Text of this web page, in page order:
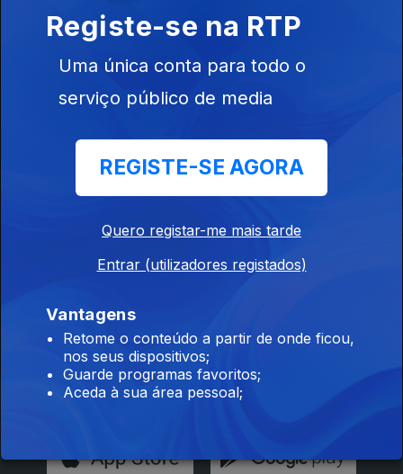
Mário Moniz
Pereira
Este conteúdo faz parte de António-
Pedro Vasconcelos 1939 - 2024
Guerra - Vida e
Pedro Vasconcelos
Instale a aplicação
Registe-se na RTP
Uma única conta para todo o
serviço público de media
REGISTE-SE AGORA
Quero registar-me mais tarde
Entrar (utilizadores registados)
Vantagens
Retome o conteúdo a partir de onde ficou,
nos seus dispositivos;
Guarde programas favoritos;
Aceda à sua área pessoal;